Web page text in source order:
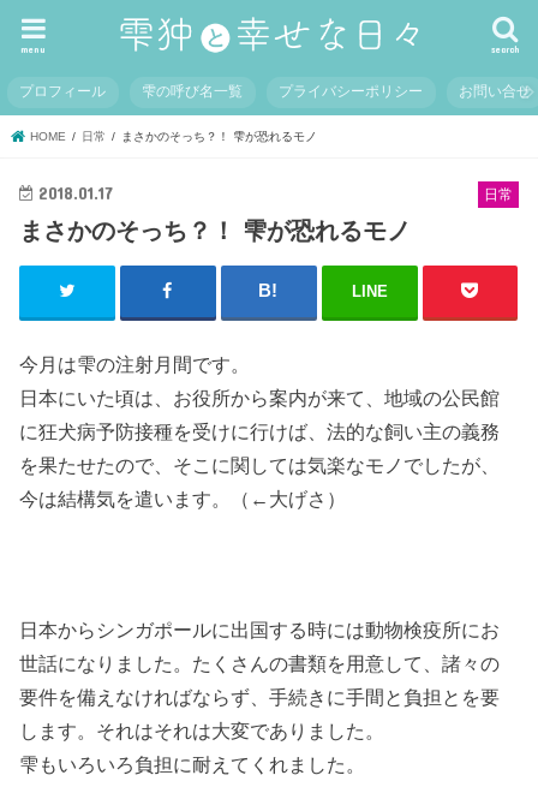
search
menu
プロフィール 雫の呼び名一覧 プライバシーポリシー お問い合せ
HOME 日常 まさかのそっち？！ 雫が恐れるモノ
日常
2018.01.17
まさかのそっち？！ 雫が恐れるモノ
LINE
今月は雫の注射月間です。
日本にいた頃は、お役所から案内が来て、地域の公民館
に狂犬病予防接種を受けに行けば、法的な飼い主の義務
を果たせたので、そこに関しては気楽なモノでしたが、
今は結構気を遣います。（←大げさ）
日本からシンガポールに出国する時には動物検疫所にお
世話になりました。たくさんの書類を用意して、諸々の
要件を備えなければならず、手続きに手間と負担とを要
します。それはそれは大変でありました。
雫もいろいろ負担に耐えてくれました。